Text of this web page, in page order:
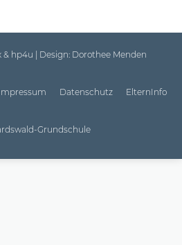
& hp4u | Design: Dorothee Menden
Datenschutz ElternInfo
Grundschule